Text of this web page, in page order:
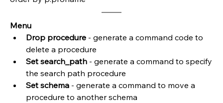
Menu
Drop procedure - generate a command code to
delete a procedure
Set search_path - generate a command to specify
the search path procedure
Set schema - generate a command to move a
procedure to another schema